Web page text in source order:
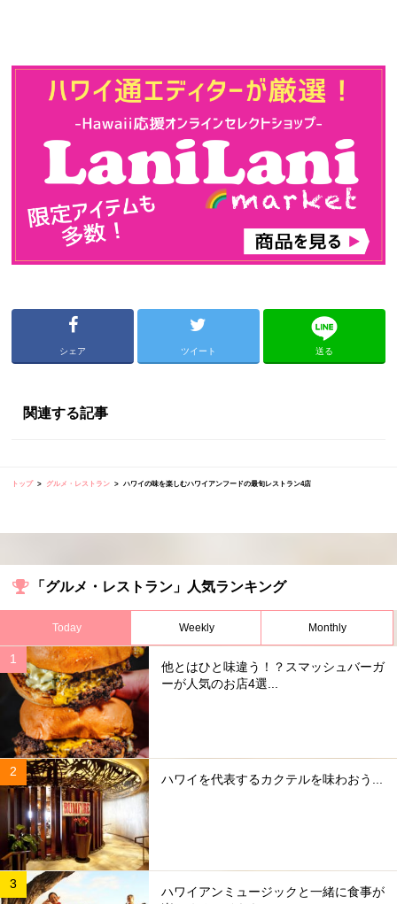
シェア ツイート 送る
関連する記事
トップ グルメ・レストラン ハワイの味を楽しむハワイアンフードの最旬レストラン4店
「グルメ・レストラン」人気ランキング
Today Weekly Monthly
他とはひと味違う！？スマッシュバーガ
ーが人気のお店4選...
ハワイを代表するカクテルを味わおう...
ハワイアンミュージックと一緒に食事が